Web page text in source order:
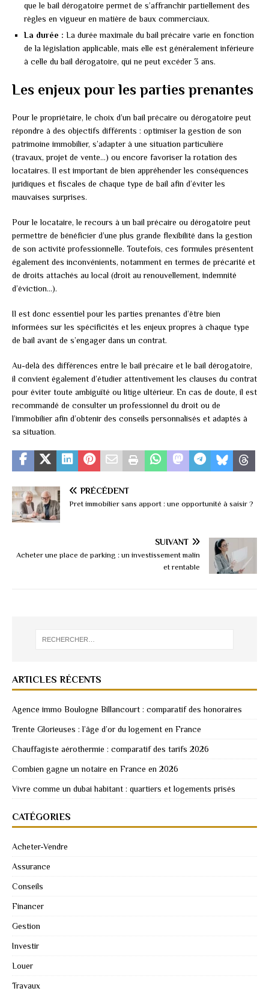
que le bail dérogatoire permet de s’affranchir partiellement des
règles en vigueur en matière de baux commerciaux.
La durée : La durée maximale du bail précaire varie en fonction
de la législation applicable, mais elle est généralement inférieure
à celle du bail dérogatoire, qui ne peut excéder 3 ans.
Les enjeux pour les parties prenantes
Pour le propriétaire, le choix d’un bail précaire ou dérogatoire peut
répondre à des objectifs différents : optimiser la gestion de son
patrimoine immobilier, s’adapter à une situation particulière
(travaux, projet de vente…) ou encore favoriser la rotation des
locataires. Il est important de bien appréhender les conséquences
juridiques et fiscales de chaque type de bail afin d’éviter les
mauvaises surprises.
Pour le locataire, le recours à un bail précaire ou dérogatoire peut
permettre de bénéficier d’une plus grande flexibilité dans la gestion
de son activité professionnelle. Toutefois, ces formules présentent
également des inconvénients, notamment en termes de précarité et
de droits attachés au local (droit au renouvellement, indemnité
d’éviction…).
Il est donc essentiel pour les parties prenantes d’être bien
informées sur les spécificités et les enjeux propres à chaque type
de bail avant de s’engager dans un contrat.
Au-delà des différences entre le bail précaire et le bail dérogatoire,
il convient également d’étudier attentivement les clauses du contrat
pour éviter toute ambiguïté ou litige ultérieur. En cas de doute, il est
recommandé de consulter un professionnel du droit ou de
l’immobilier afin d’obtenir des conseils personnalisés et adaptés à
sa situation.
PRÉCÉDENT
Pret immobilier sans apport : une opportunité à saisir ?
SUIVANT
Acheter une place de parking : un investissement malin
et rentable
ARTICLES RÉCENTS
Agence immo Boulogne Billancourt : comparatif des honoraires
Trente Glorieuses : l’âge d’or du logement en France
Chauffagiste aérothermie : comparatif des tarifs 2026
Combien gagne un notaire en France en 2026
Vivre comme un dubai habitant : quartiers et logements prisés
CATÉGORIES
Acheter-Vendre
Assurance
Conseils
Financer
Gestion
Investir
Louer
Travaux